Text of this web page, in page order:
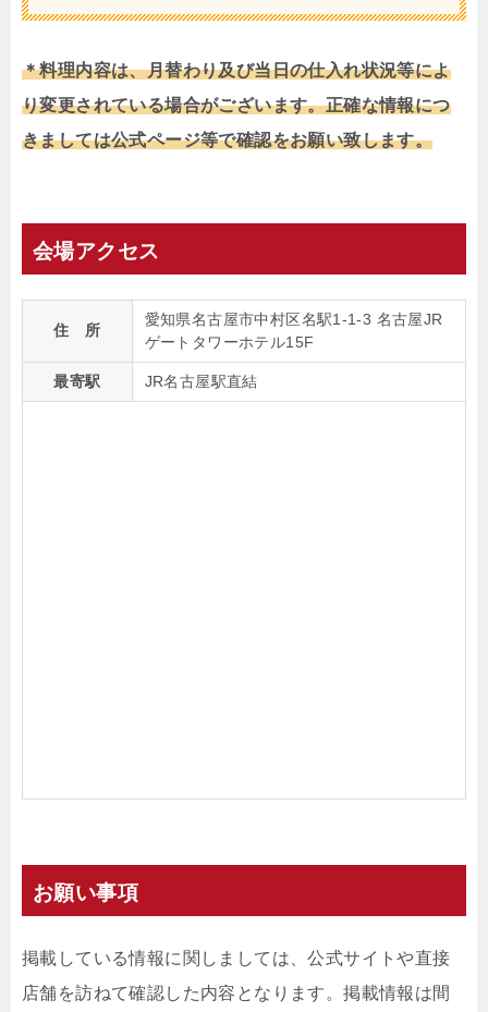
＊料理内容は、月替わり及び当日の仕入れ状況等によ
り変更されている場合がございます。正確な情報につ
きましては公式ページ等で確認をお願い致します。
会場アクセス
住 所
愛知県名古屋市中村区名駅1-1-3 名古屋JR
ゲートタワーホテル15F
最寄駅 JR名古屋駅直結
お願い事項
掲載している情報に関しましては、公式サイトや直接
店舗を訪ねて確認した内容となります。掲載情報は間